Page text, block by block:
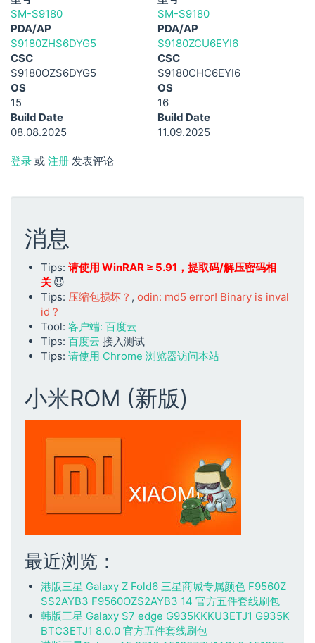
SM-S9180
PDA/AP
S9180ZHS6DYG5
CSC
S9180OZS6DYG5
OS
15
Build Date
08.08.2025
SM-S9180
PDA/AP
S9180ZCU6EYI6
CSC
S9180CHC6EYI6
OS
16
Build Date
11.09.2025
登录 或 注册 发表评论
消息
Tips: 请使用 WinRAR ≥ 5.91，提取码/解压密码相
关 😈
Tips: 压缩包损坏？ , odin: md5 error! Binary is inval
id？
Tool: 客户端: 百度云
Tips: 百度云 接入测试
Tips: 请使用 Chrome 浏览器访问本站
小米ROM (新版)
最近浏览：
港版三星 Galaxy Z Fold6 三星商城专属颜色 F9560Z
SS2AYB3 F9560OZS2AYB3 14 官方五件套线刷包
韩版三星 Galaxy S7 edge G935KKKU3ETJ1 G935K
BTC3ETJ1 8.0.0 官方五件套线刷包